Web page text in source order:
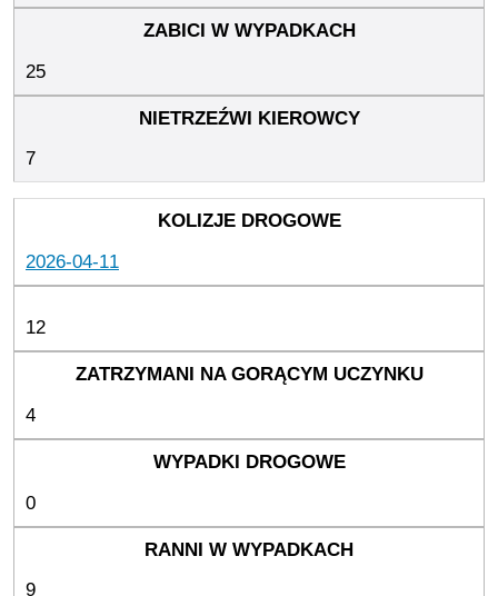
25
7
2026-04-11
12
4
0
9